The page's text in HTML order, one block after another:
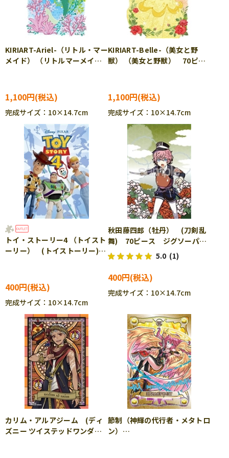
KIRIART-Ariel-（リトル・マー
メイド） （リトルマーメイ
1,100円
完成サイズ：10×14.7cm
KIRIART-Belle-（美女と野
獣） （美女と野獣） 70ピー
1,100円
完成サイズ：10×14.7cm
トイ・ストーリー4 （トイスト
ーリー） (トイストーリー)
400円
完成サイズ：10×14.7cm
秋田藤四郎（牡丹） (刀剣乱
舞) 70ピース ジグソーパズ
ル YAM-97-237
5.0 (1)
400円
完成サイズ：10×14.7cm
カリム・アルアジーム (ディ
ズニー ツイステッドワンダー
節制（神輝の代行者・メタトロ
ン）